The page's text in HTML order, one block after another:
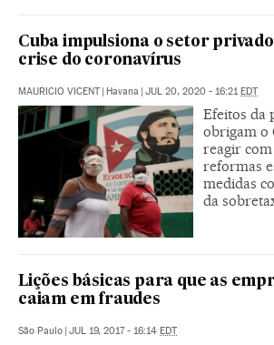
Cuba impulsiona o setor
crise do coronavírus
MAURICIO VICENT Havana JUL 20, 2020 - 16:21 EDT
Efeitos da
obrigam o
reagir
reformas
medidas
da
Lições básicas para que as
caiam em fraudes
São Paulo JUL 19, 2017 - 16:14 EDT